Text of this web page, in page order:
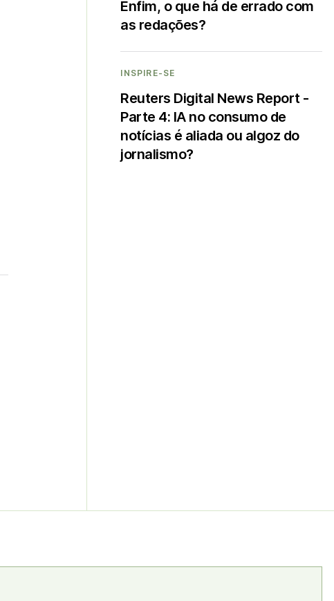
Enfim, o que há de errado com
as redações?
INSPIRE-SE
Reuters Digital News Report -
Parte 4: IA no consumo de
notícias é aliada ou algoz do
jornalismo?